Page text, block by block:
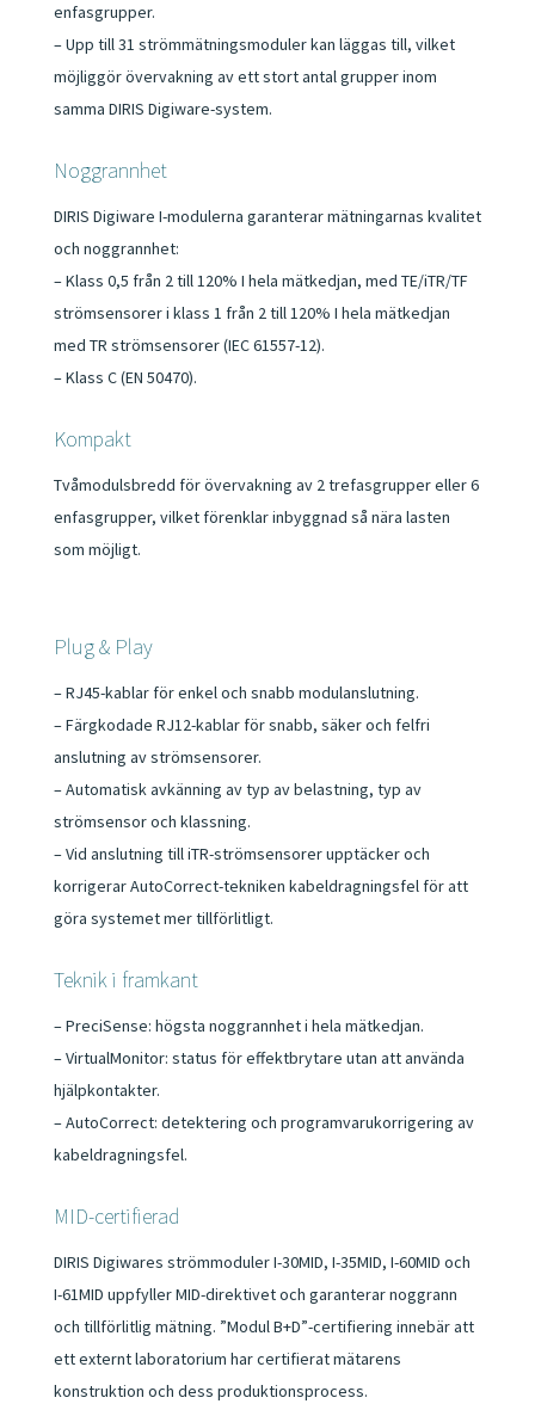
enfasgrupper.
– Upp till 31 strömmätningsmoduler kan läggas till, vilket
möjliggör övervakning av ett stort antal grupper inom
samma DIRIS Digiware-system.
Noggrannhet
DIRIS Digiware I-modulerna garanterar mätningarnas kvalitet
och noggrannhet:
– Klass 0,5 från 2 till 120% I hela mätkedjan, med TE/iTR/TF
strömsensorer i klass 1 från 2 till 120% I hela mätkedjan
med TR strömsensorer (IEC 61557-12).
– Klass C (EN 50470).
Kompakt
Tvåmodulsbredd för övervakning av 2 trefasgrupper eller 6
enfasgrupper, vilket förenklar inbyggnad så nära lasten
som möjligt.
Plug & Play
– RJ45-kablar för enkel och snabb modulanslutning.
– Färgkodade RJ12-kablar för snabb, säker och felfri
anslutning av strömsensorer.
– Automatisk avkänning av typ av belastning, typ av
strömsensor och klassning.
– Vid anslutning till iTR-strömsensorer upptäcker och
korrigerar AutoCorrect-tekniken kabeldragningsfel för att
göra systemet mer tillförlitligt.
Teknik i framkant
– PreciSense: högsta noggrannhet i hela mätkedjan.
– VirtualMonitor: status för effektbrytare utan att använda
hjälpkontakter.
– AutoCorrect: detektering och programvarukorrigering av
kabeldragningsfel.
MID-certifierad
DIRIS Digiwares strömmoduler I-30MID, I-35MID, I-60MID och
I-61MID uppfyller MID-direktivet och garanterar noggrann
och tillförlitlig mätning. ”Modul B+D”-certifiering innebär att
ett externt laboratorium har certifierat mätarens
konstruktion och dess produktionsprocess.